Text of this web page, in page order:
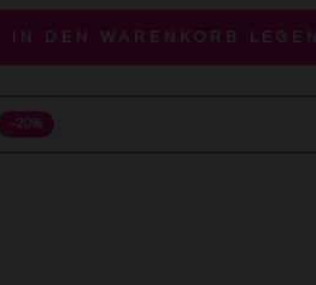
IN DEN WARENKORB LEGEN
−20%